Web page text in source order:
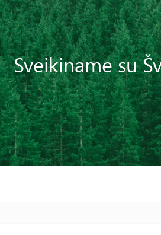
Sveikiname su